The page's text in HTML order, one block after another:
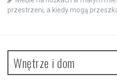
przestrzeni, a kiedy mogą
Wnętrze i dom